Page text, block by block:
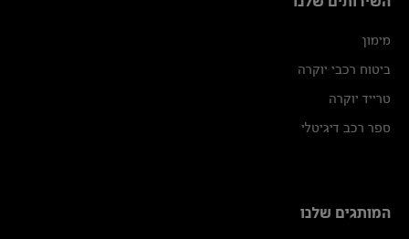
מימון
ביטוח רכבי יוקרה
טרייד יוקרה
ספר רכב דיגיטלי
המותגים שלנו